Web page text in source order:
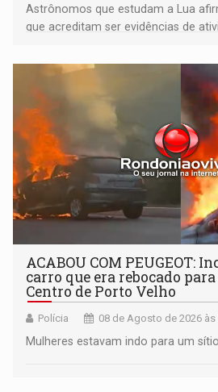
Astrônomos que estudam a Lua
que acreditam ser evidências de
órbita
ACABOU COM PEUGEOT:
carro que era rebocado
Centro de Porto Velho
Polícia 08 de Agosto de 2026 às
Mulheres estavam indo para um sítio